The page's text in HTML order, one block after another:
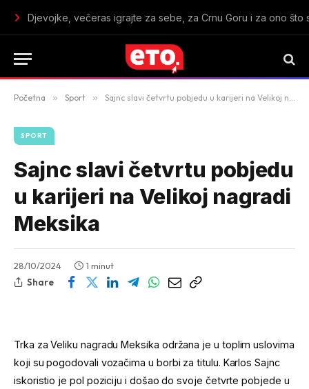
U Crnoj Gori aktivna tri požara: Gori kod Kolašina, Cetinja i
Početna » Sport » Sajnc slavi četvrtu pobjedu u karijeri na Velikoj nagradi Meksika
SPORT
Sajnc slavi četvrtu pobjedu
u karijeri na Velikoj nagradi
Meksika
28/10/2024
1 minut
Share
Trka za Veliku nagradu Meksika održana je u toplim uslovima
koji su pogodovali vozačima u borbi za titulu. Karlos Sajnc
iskoristio je pol poziciju i došao do svoje četvrte pobjede u